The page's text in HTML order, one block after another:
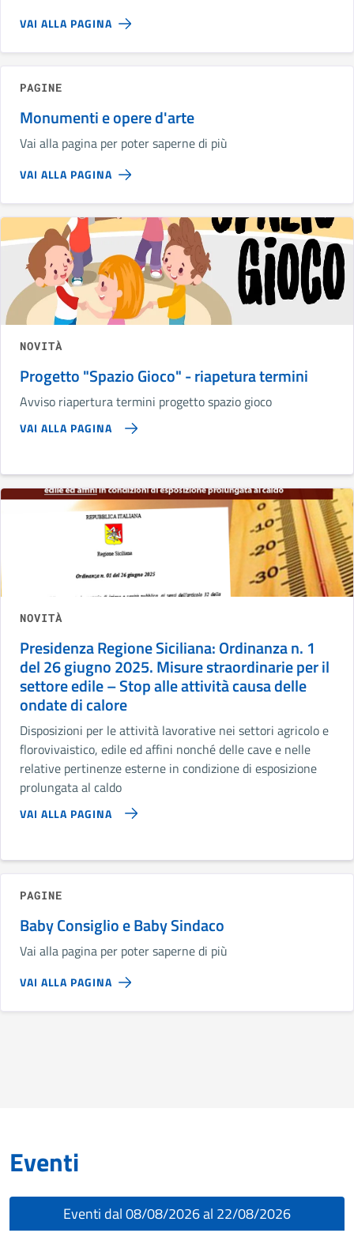
VAI ALLA PAGINA
PAGINE
Monumenti e opere d'arte
Vai alla pagina per poter saperne di più
VAI ALLA PAGINA
NOVITÀ
Progetto "Spazio Gioco" - riapetura termini
Avviso riapertura termini progetto spazio gioco
VAI ALLA PAGINA
NOVITÀ
Presidenza Regione Siciliana: Ordinanza n. 1
del 26 giugno 2025. Misure straordinarie per il
settore edile – Stop alle attività causa delle
ondate di calore
Disposizioni per le attività lavorative nei settori agricolo e
florovivaistico, edile ed affini nonché delle cave e nelle
relative pertinenze esterne in condizione di esposizione
prolungata al caldo
VAI ALLA PAGINA
PAGINE
Baby Consiglio e Baby Sindaco
Vai alla pagina per poter saperne di più
VAI ALLA PAGINA
Eventi
Eventi dal 08/08/2026 al 22/08/2026